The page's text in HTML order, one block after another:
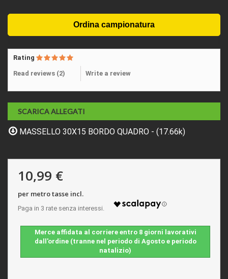
Rating
Read reviews (2) Write a review
SCARICA ALLEGATI
MASSELLO 30X15 BORDO QUADRO - (17.66k)
10,99 €
per metro tasse incl.
Merce affidata al corriere entro 8 giorni lavorativi
dall'ordine (tranne nel periodo di Agosto e periodo
natalizio)